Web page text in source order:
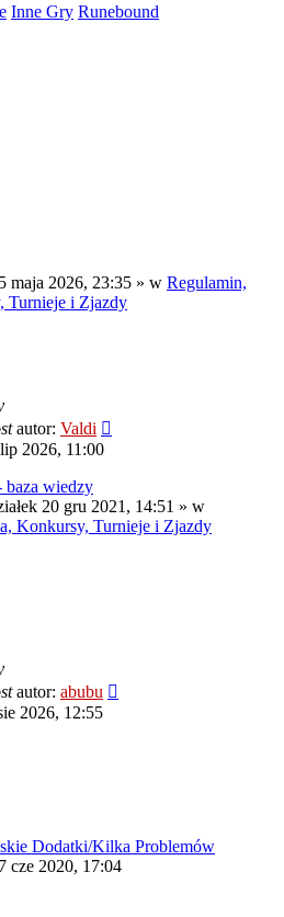
Inne Gry Runebound
maja 2026, 23:35 » w Regulamin,
Turnieje i Zjazdy
autor: Valdi
2026, 11:00
wiedzy
20 gru 2021, 14:51 » w
Konkursy, Turnieje i Zjazdy
autor: abubu
2026, 12:55
Dodatki/Kilka Problemów
cze 2020, 17:04